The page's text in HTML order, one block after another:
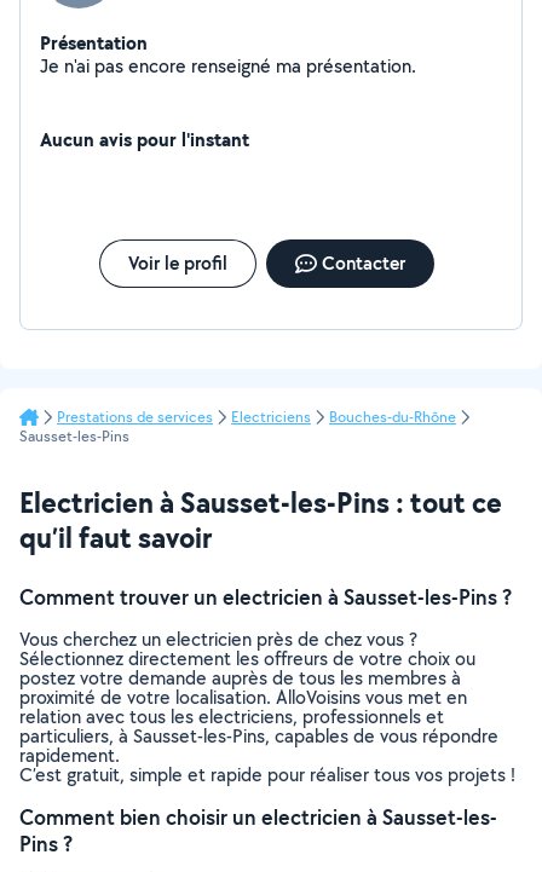
Présentation
Je n'ai pas encore renseigné ma présentation.
Aucun avis pour l'instant
Voir le profil Contacter
Prestations de services Electriciens
Bouches-du-Rhône
Sausset-les-Pins
Electricien à Sausset-les-Pins : tout ce
qu’il faut savoir
Comment trouver un electricien à Sausset-les-Pins ?
Vous cherchez un electricien près de chez vous ?
Sélectionnez directement les offreurs de votre choix ou
postez votre demande auprès de tous les membres à
proximité de votre localisation. AlloVoisins vous met en
relation avec tous les electriciens, professionnels et
particuliers, à Sausset-les-Pins, capables de vous répondre
rapidement.
C’est gratuit, simple et rapide pour réaliser tous vos projets !
Comment bien choisir un electricien à Sausset-les-
Pins ?